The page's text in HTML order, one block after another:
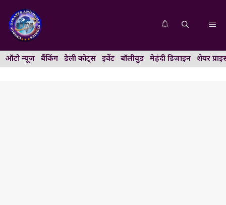
content
ऑटो न्यूज़ बैंकिंग डेली कोट्स इवेंट बॉलीवुड मेहंदी डिज़ाइन शेयर